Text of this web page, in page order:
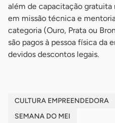
além de capacitação
em missão técnica e
categoria (Ouro, Prata ou
são pagos à pessoa física da
devidos descontos legais.
CULTURA EMPREENDEDORA
SEMANA DO MEI